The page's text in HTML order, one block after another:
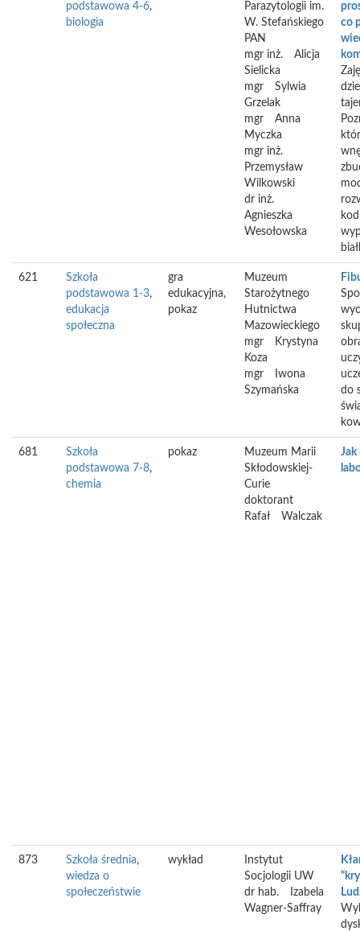
podstawowa 4-6,
biologia
Parazytologii im.
W. Stefańskiego
PAN
mgr inż.
Alicja
Sielicka
mgr
Sylwia
Grzelak
mgr
Anna
Myczka
mgr inż.
Przemysław
Wilkowski
dr inż.
Agnieszka
Wesołowska
co
621
Szkoła
podstawowa 1-3,
edukacja
społeczna
gra
edukacyjna,
pokaz
Muzeum
Starożytnego
Hutnictwa
Mazowieckiego
mgr
Krystyna
Koza
mgr
Iwona
Szymańska
do
681
Szkoła
podstawowa 7-8,
chemia
pokaz
Muzeum Marii
Skłodowskiej-
Curie
doktorant
Rafał
Walczak
Jak
873 Szkoła średnia,
wiedza o
społeczeństwie
wykład
Instytut
Socjologii UW
dr hab.
Izabela
Wagner-Saffray